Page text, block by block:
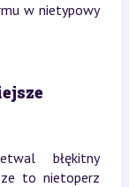
w nietypowy
błękitny
to nietoperz